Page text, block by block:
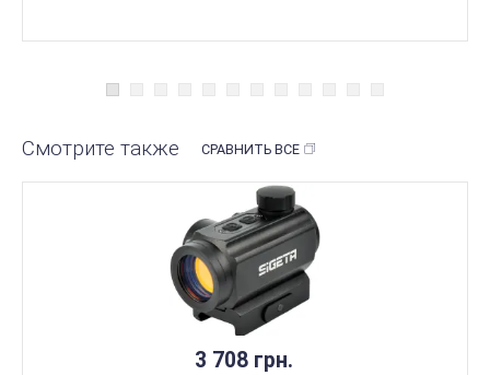
Смотрите также СРАВНИТЬ ВСЕ
3 708 грн.